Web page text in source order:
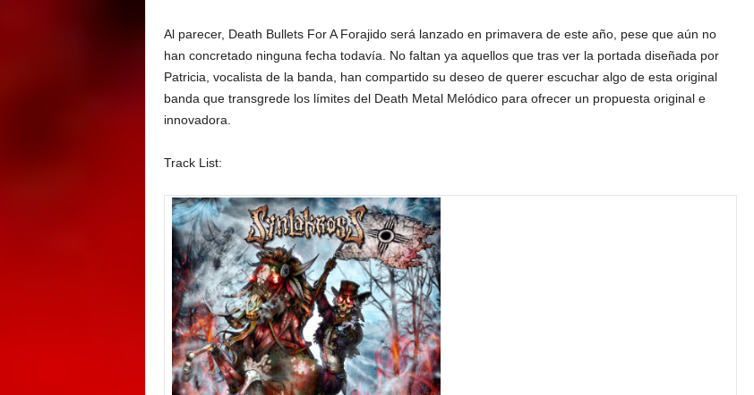
Al parecer, Death Bullets For A Forajido será lanzado en primavera de este año, pese que aún no
han concretado ninguna fecha todavía. No faltan ya aquellos que tras ver la portada diseñada por
Patricia, vocalista de la banda, han compartido su deseo de querer escuchar algo de esta original
banda que transgrede los límites del Death Metal Melódico para ofrecer un propuesta original e
innovadora.
Track List: